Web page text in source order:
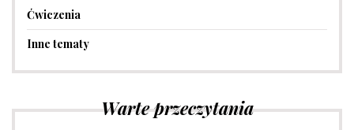
Ćwiczenia
Inne tematy
Warte przeczytania